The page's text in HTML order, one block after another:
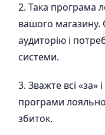
2. Така програма
вашого магазину.
аудиторію і
системи.
3. Зважте всі «за»
програми
збиток.